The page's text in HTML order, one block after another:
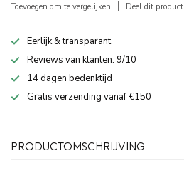
Toevoegen om te vergelijken Deel dit product
Eerlijk & transparant
Reviews van klanten: 9/10
14 dagen bedenktijd
Gratis verzending vanaf €150
PRODUCTOMSCHRIJVING